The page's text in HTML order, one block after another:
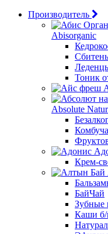
Производитель
Abisorganic
Сбитень
Тоник
Absolute
Крем-
БайЧай
Зубные
Каши б/